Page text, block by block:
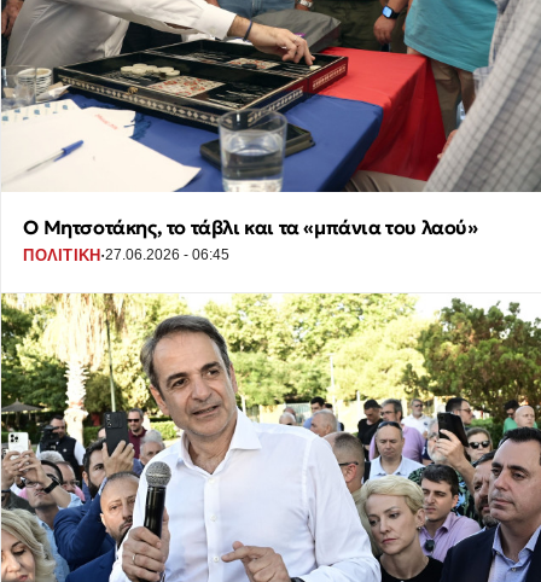
Ο Μητσοτάκης, το τάβλι και τα «μπάνια του λαού»
ΠΟΛΙΤΙΚΗ ·27.06.2026 - 06:45